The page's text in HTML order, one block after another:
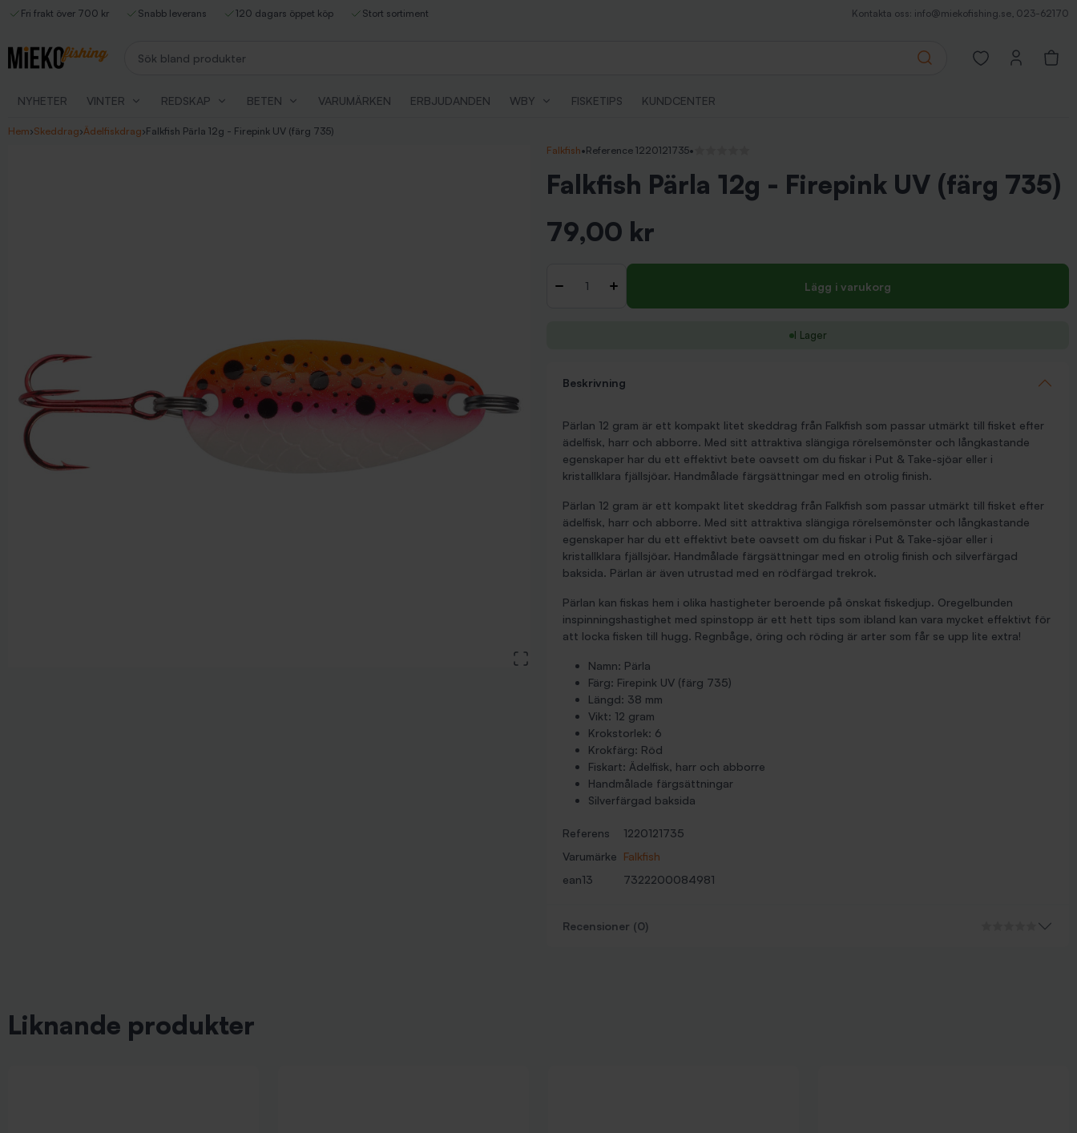
Fri frakt över 700 kr Snabb leverans 120 dagars öppet köp Stort sortiment Kontakta oss: info@miekofishing.se, 023-62170
Search
Open favorites
NYHETER VINTER REDSKAP BETEN VARUMÄRKEN ERBJUDANDEN WBY FISKETIPS KUNDCENTER
Hem›Skeddrag›Ädelfiskdrag›Falkfish Pärla 12g - Firepink UV (färg 735)
Falkfish•Reference 1220121735•
Falkfish Pärla 12g - Firepink UV (färg 735)
79,00 kr
- + Lägg i varukorg
I Lager
Beskrivning
Pärlan 12 gram är ett kompakt litet skeddrag från Falkfish som passar utmärkt till fisket efter
ädelfisk, harr och abborre. Med sitt attraktiva slängiga rörelsemönster och långkastande
egenskaper har du ett effektivt bete oavsett om du fiskar i Put & Take-sjöar eller i
kristallklara fjällsjöar. Handmålade färgsättningar med en otrolig finish.
Pärlan 12 gram är ett kompakt litet skeddrag från Falkfish som passar utmärkt till fisket efter
ädelfisk, harr och abborre. Med sitt attraktiva slängiga rörelsemönster och långkastande
egenskaper har du ett effektivt bete oavsett om du fiskar i Put & Take-sjöar eller i
kristallklara fjällsjöar. Handmålade färgsättningar med en otrolig finish och silverfärgad
baksida. Pärlan är även utrustad med en rödfärgad trekrok.
Pärlan kan fiskas hem i olika hastigheter beroende på önskat fiskedjup. Oregelbunden
inspinningshastighet med spinstopp är ett hett tips som ibland kan vara mycket effektivt för
att locka fisken till hugg. Regnbåge, öring och röding är arter som får se upp lite extra!
Namn: Pärla
Färg: Firepink UV (färg 735)
Längd: 38 mm
Vikt: 12 gram
Krokstorlek: 6
Krokfärg: Röd
Fiskart: Ädelfisk, harr och abborre
Handmålade färgsättningar
Silverfärgad baksida
Referens
1220121735
Varumärke Falkfish
ean13
7322200084981
Recensioner (0)
Liknande produkter